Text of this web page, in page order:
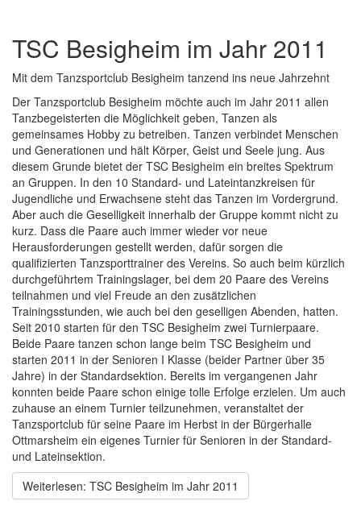
TSC Besigheim im Jahr 2011
Mit dem Tanzsportclub Besigheim tanzend ins neue Jahrzehnt
Der Tanzsportclub Besigheim möchte auch im Jahr 2011 allen
Tanzbegeisterten die Möglichkeit geben, Tanzen als
gemeinsames Hobby zu betreiben. Tanzen verbindet Menschen
und Generationen und hält Körper, Geist und Seele jung. Aus
diesem Grunde bietet der TSC Besigheim ein breites Spektrum
an Gruppen. In den 10 Standard- und Lateintanzkreisen für
Jugendliche und Erwachsene steht das Tanzen im Vordergrund.
Aber auch die Geselligkeit innerhalb der Gruppe kommt nicht zu
kurz. Dass die Paare auch immer wieder vor neue
Herausforderungen gestellt werden, dafür sorgen die
qualifizierten Tanzsporttrainer des Vereins. So auch beim kürzlich
durchgeführtem Trainingslager, bei dem 20 Paare des Vereins
teilnahmen und viel Freude an den zusätzlichen
Trainingsstunden, wie auch bei den geselligen Abenden, hatten.
Seit 2010 starten für den TSC Besigheim zwei Turnierpaare.
Beide Paare tanzen schon lange beim TSC Besigheim und
starten 2011 in der Senioren I Klasse (beider Partner über 35
Jahre) in der Standardsektion. Bereits im vergangenen Jahr
konnten beide Paare schon einige tolle Erfolge erzielen. Um auch
zuhause an einem Turnier teilzunehmen, veranstaltet der
Tanzsportclub für seine Paare im Herbst in der Bürgerhalle
Ottmarsheim ein eigenes Turnier für Senioren in der Standard-
und Lateinsektion.
Weiterlesen: TSC Besigheim im Jahr 2011